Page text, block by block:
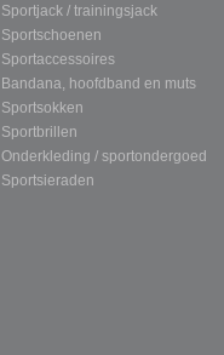
Sportjack / trainingsjack
Sportschoenen
Sportaccessoires
Bandana, hoofdband en muts
Sportsokken
Sportbrillen
Onderkleding / sportondergoed
Sportsieraden